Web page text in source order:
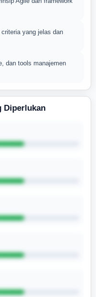
yang jelas dan
dan tools manajemen
Diperlukan